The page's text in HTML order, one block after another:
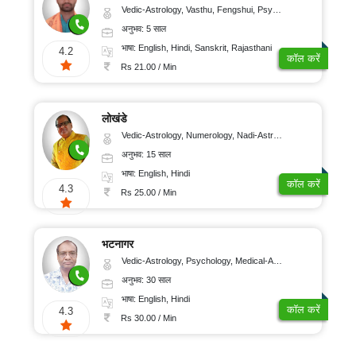
4.2
Vedic-Astrology, Vasthu, Fengshui, Psychology, Medical-Astrology
अनुभव: 5 साल
भाषा: English, Hindi, Sanskrit, Rajasthani
Rs 21.00 / Min
कॉल करें
4.3
लोखंडे
Vedic-Astrology, Numerology, Nadi-Astrology, Psychology
अनुभव: 15 साल
भाषा: English, Hindi
Rs 25.00 / Min
कॉल करें
4.3
भटनागर
Vedic-Astrology, Psychology, Medical-Astrology
अनुभव: 30 साल
भाषा: English, Hindi
Rs 30.00 / Min
कॉल करें